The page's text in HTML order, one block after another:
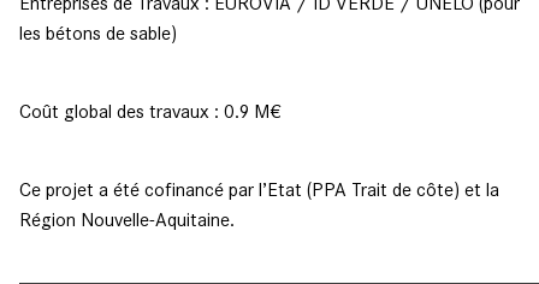
les bétons de sable)
Coût global des travaux : 0.9 M€
Ce projet a été cofinancé par l’Etat (PPA Trait de côte) et la
Région Nouvelle-Aquitaine.